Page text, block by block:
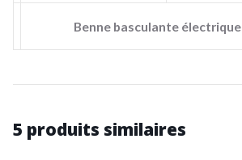
Benne basculante électrique
5 produits similaires